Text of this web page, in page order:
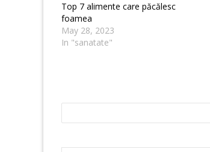
Top 7 alimente care păcălesc
foamea
May 28, 2023
In "sanatate"